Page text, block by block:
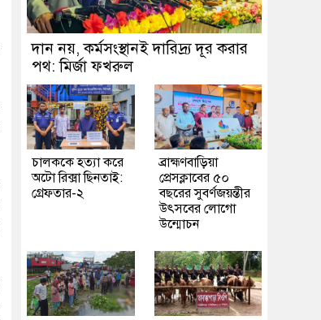
দান নয়, কর্মসংস্থানই দারিদ্র্য দূর করার
পথ: মির্জা ফখরুল
চালককে হত্যা করে
অটো রিক্সা ছিনতাই:
গ্রেফতার-২
ব্রাহ্মণবাড়িয়া
প্রেসক্লাবের ৫০
বছরের সুবর্ণজয়ন্তীর
উৎসবের লোগো
উন্মোচন